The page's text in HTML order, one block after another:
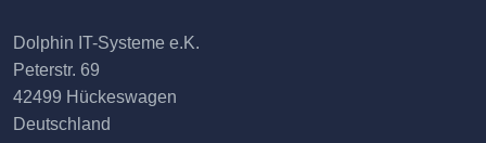
Dolphin IT-Systeme e.K.
Peterstr. 69
42499 Hückeswagen
Deutschland